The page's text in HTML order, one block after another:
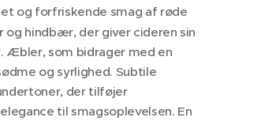
og forfriskende smag af røde
hindbær, der giver cideren sin
Æbler, som bidrager med en
og syrlighed. Subtile
der tilføjer
til smagsoplevelsen. En